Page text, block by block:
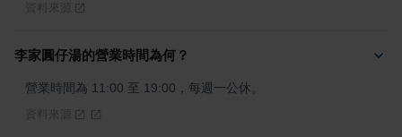
李家圓仔湯的營業時間為何？
營業時間為 11:00 至 19:00，每週一公休。